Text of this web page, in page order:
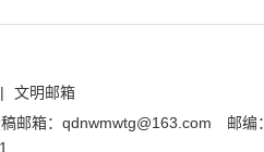
|
文明邮箱
邮箱：qdnwmwtg@163.com
邮编